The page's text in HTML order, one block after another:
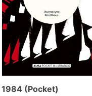
1984 (Pocket)